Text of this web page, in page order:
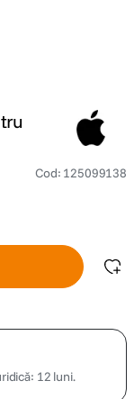
Cod: 125099138
12 luni.